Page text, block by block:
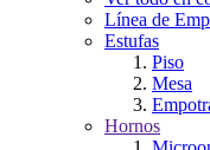
Línea de
Estufas
Piso
Mesa
Hornos